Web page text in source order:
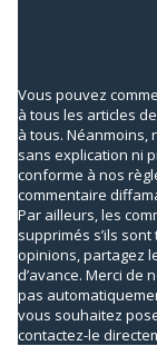
Vous pouvez
à tous les articles
à tous. Néanmoins,
sans explication ni
conforme à nos
commentaire
Par ailleurs, les
supprimés s’ils
opinions, partagez
d’avance. Merci de
pas
vous souhaitez
contactez-le